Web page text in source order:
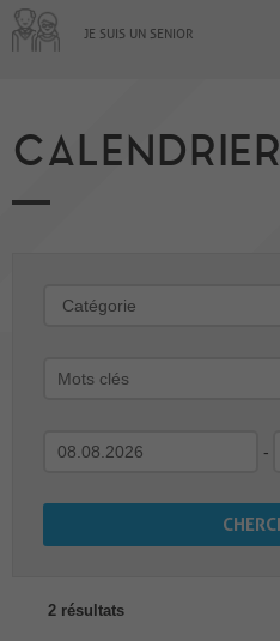
JE SUIS UN SENIOR
CALENDRIER
-
2 résultats